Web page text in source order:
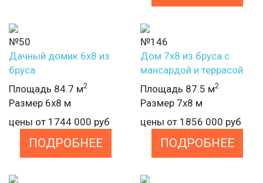
№50
Дачный домик 6х8 из
бруса
Площадь 84.7 м2
Размер 6х8 м
цены от 1744 000 руб
ПОДРОБНЕЕ
№146
Дом 7х8 из бруса с
мансардой и террасой
Площадь 87.5 м2
Размер 7х8 м
цены от 1856 000 руб
ПОДРОБНЕЕ